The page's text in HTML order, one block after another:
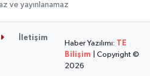
ve yayınlanamaz
İletişim
Haber Yazılımı: TE
Bilişim | Copyright ©
2026